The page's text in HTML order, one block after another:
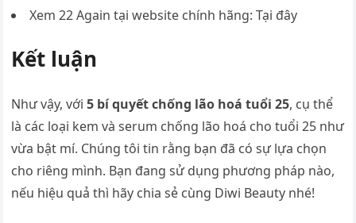
Xem 22 Again tại website chính hãng: Tại đây
Kết luận
Như vậy, với5 bí quyếtchống lão hoá tuổi 25, cụ thể
là các loại kem và serum chống lão hoá cho tuổi 25 như
vừa bật mí. Chúng tôi tin rằng bạn đã có sự lựa chọn
cho riêng mình. Bạn đang sử dụng phương pháp nào,
nếu hiệu quả thì hãy chia sẻ cùng Diwi Beauty nhé!